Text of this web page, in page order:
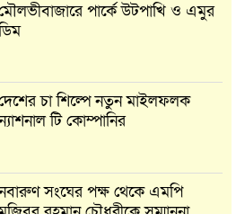
পার্কে উটপাখি ও এমুর
চা শিল্পে নতুন মাইলফলক
টি কোম্পানির
সংঘের পক্ষ থেকে এমপি
রহমান চৌধুরীকে সম্মাননা